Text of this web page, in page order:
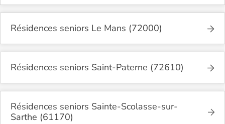
Résidences seniors Le Mans (72000)
Résidences seniors Saint-Paterne (72610)
Résidences seniors Sainte-Scolasse-sur-
Sarthe (61170)